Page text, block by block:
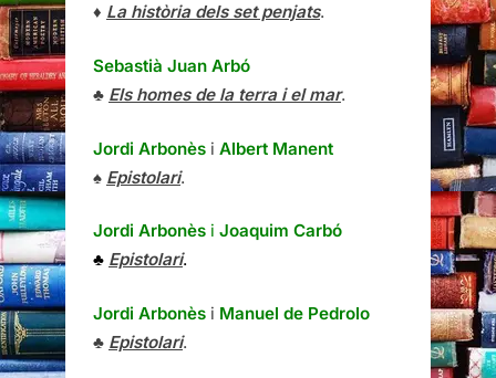
♦ La història dels set penjats.
Sebastià Juan Arbó
♣ Els homes de la terra i el mar.
Jordi Arbonès i Albert Manent
♠ Epistolari.
Jordi Arbonès i Joaquim Carbó
♣ Epistolari.
Jordi Arbonès i Manuel de Pedrolo
♣ Epistolari.